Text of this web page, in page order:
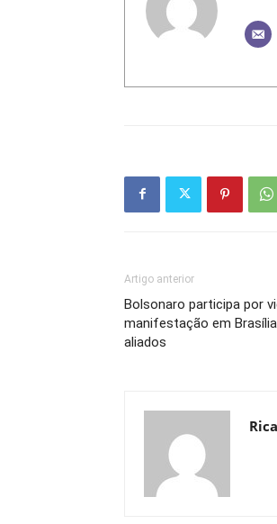
Artigo anterior
Bolsonaro participa por
manifestação em
aliados